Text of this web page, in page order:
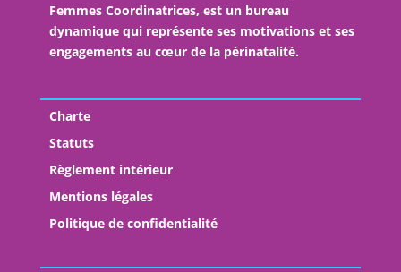
Femmes Coordinatrices, est un bureau
dynamique qui représente ses motivations et ses
engagements au cœur de la périnatalité.
Charte
Statuts
Règlement intérieur
Mentions légales
Politique de confidentialité